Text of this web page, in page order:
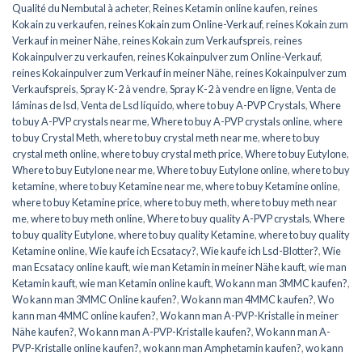
Qualité du Nembutal à acheter,Reines Ketamin online kaufen,reines
Kokain zu verkaufen,reines Kokain zum Online-Verkauf,reines Kokain zum
Verkauf in meiner Nähe,reines Kokain zum Verkaufspreis,reines
Kokainpulver zu verkaufen,reines Kokainpulver zum Online-Verkauf,
reines Kokainpulver zum Verkauf in meiner Nähe,reines Kokainpulver zum
Verkaufspreis,Spray K-2 à vendre,Spray K-2 à vendre en ligne,Venta de
láminas de lsd,Venta de Lsd líquido,where to buy A-PVP Crystals,Where
to buy A-PVP crystals near me,Where to buy A-PVP crystals online,where
to buy Crystal Meth,where to buy crystal meth near me,where to buy
crystal meth online,where to buy crystal meth price,Where to buy Eutylone,
Where to buy Eutylone near me,Where to buy Eutylone online,where to buy
ketamine,where to buy Ketamine near me,where to buy Ketamine online,
where to buy Ketamine price,where to buy meth,where to buy meth near
me,where to buy meth online,Where to buy quality A-PVP crystals,Where
to buy quality Eutylone,where to buy quality Ketamine,where to buy quality
Ketamine online,Wie kaufe ich Ecsatacy?,Wie kaufe ich Lsd-Blotter?,Wie
man Ecsatacy online kauft,wie man Ketamin in meiner Nähe kauft,wie man
Ketamin kauft,wie man Ketamin online kauft,Wo kann man 3MMC kaufen?,
Wo kann man 3MMC Online kaufen?,Wo kann man 4MMC kaufen?,Wo
kann man 4MMC online kaufen?,Wo kann man A-PVP-Kristalle in meiner
Nähe kaufen?,Wo kann man A-PVP-Kristalle kaufen?,Wo kann man A-
PVP-Kristalle online kaufen?,wo kann man Amphetamin kaufen?,wo kann